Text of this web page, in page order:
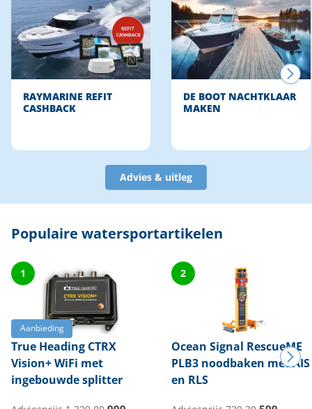
RAYMARINE REFIT
CASHBACK
DE BOOT NACHTKLAAR
MAKEN
Advies & uitleg
Populaire watersportartikelen
Aanbieding
True Heading CTRX
Vision+ WiFi met
ingebouwde splitter
Ocean Signal RescueME
PLB3 noodbaken met AIS
en RLS